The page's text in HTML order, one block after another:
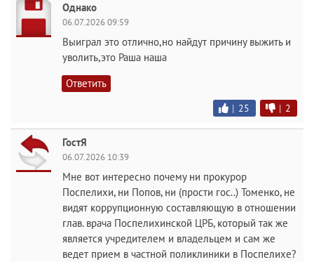
Однако
06.07.2026 09:59
Выиграл это отлично,но найдут причину выжить и
уволить,это Раша наша
Ответить
| 25 | 2
ГостЯ
06.07.2026 10:39
Мне вот интересно почему ни прокурор
Поспелихи, ни Попов, ни (прости гос..) Томенко, не
видят коррупционную составляющую в отношении
глав. врача Поспелихинской ЦРБ, который так же
является учредителем и владельцем и сам же
ведет прием в частной поликлиники в Поспелихе?